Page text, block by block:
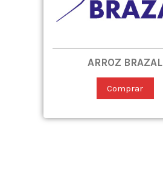
ARROZ BRAZAL
Comprar